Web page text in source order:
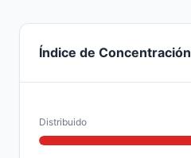
Índice de Concentración
Distribuido